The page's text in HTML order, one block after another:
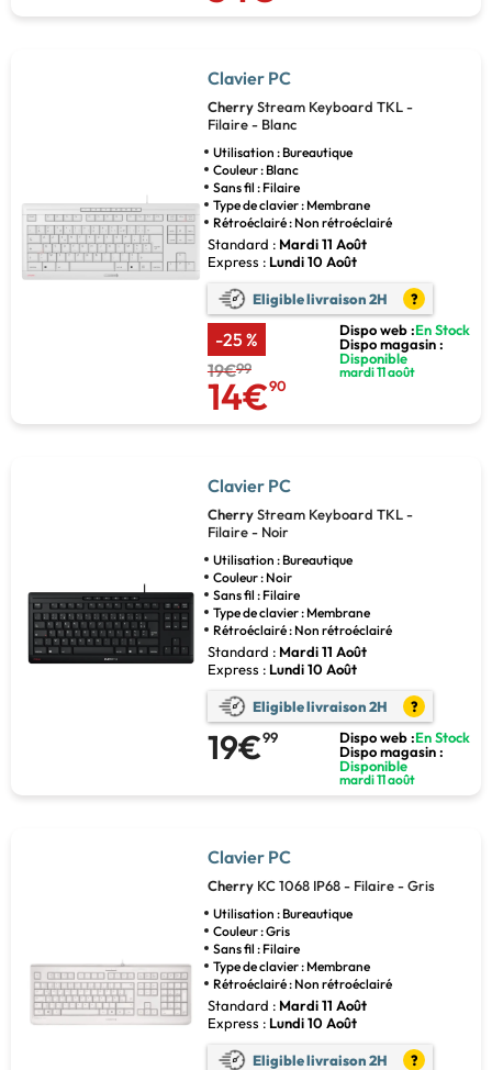
Clavier PC
CherryStream Keyboard TKL -
Filaire - Blanc
Utilisation : Bureautique
Couleur : Blanc
Sans fil : Filaire
Type de clavier : Membrane
Rétroéclairé : Non rétroéclairé
Standard : Mardi 11 Août
Express : Lundi 10 Août
Eligible livraison 2H ?
-25 %
19€99
14€90
Dispo web :En Stock
Dispo magasin :
Disponible
mardi 11 août
Clavier PC
CherryStream Keyboard TKL -
Filaire - Noir
Utilisation : Bureautique
Couleur : Noir
Sans fil : Filaire
Type de clavier : Membrane
Rétroéclairé : Non rétroéclairé
Standard : Mardi 11 Août
Express : Lundi 10 Août
Eligible livraison 2H ?
19€99 Dispo web :En Stock
Dispo magasin :
Disponible
mardi 11 août
Clavier PC
Cherry KC 1068 IP68 - Filaire - Gris
Utilisation : Bureautique
Couleur : Gris
Sans fil : Filaire
Type de clavier : Membrane
Rétroéclairé : Non rétroéclairé
Standard : Mardi 11 Août
Express : Lundi 10 Août
Eligible livraison 2H ?